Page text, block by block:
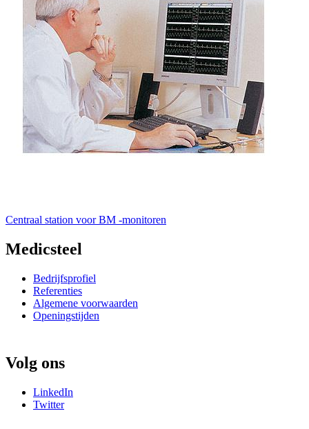
Centraal station voor BM -monitoren
Medicsteel
Bedrijfsprofiel
Referenties
Algemene voorwaarden
Openingstijden
Volg ons
LinkedIn
Twitter